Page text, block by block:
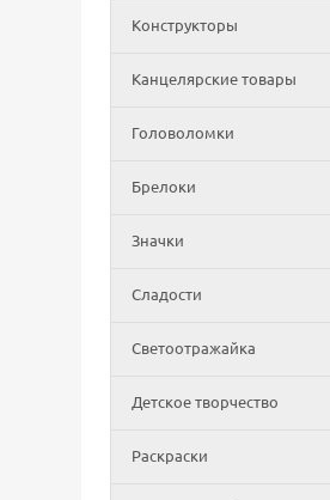
Конструкторы
Канцелярские товары
Головоломки
Брелоки
Значки
Сладости
Светоотражайка
Детское творчество
Раскраски